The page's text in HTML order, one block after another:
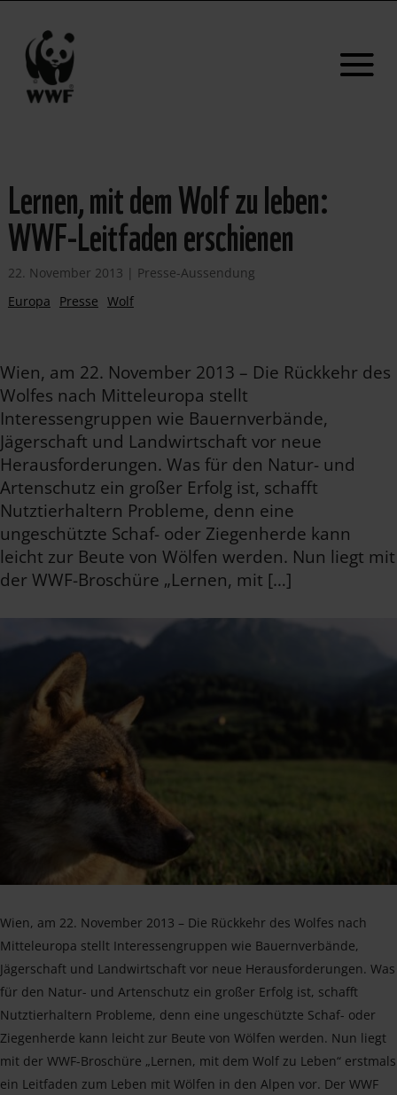
Lernen, mit dem Wolf zu leben:
WWF-Leitfaden erschienen
22. November 2013 | Presse-Aussendung
Europa
Presse Wolf
Wien, am 22. November 2013 – Die Rückkehr des
Wolfes nach Mitteleuropa stellt
Interessengruppen wie Bauernverbände,
Jägerschaft und Landwirtschaft vor neue
Herausforderungen. Was für den Natur- und
Artenschutz ein großer Erfolg ist, schafft
Nutztierhaltern Probleme, denn eine
ungeschützte Schaf- oder Ziegenherde kann
leicht zur Beute von Wölfen werden. Nun liegt mit
der WWF-Broschüre „Lernen, mit […]
Wien, am 22. November 2013 – Die Rückkehr des Wolfes nach
Mitteleuropa stellt Interessengruppen wie Bauernverbände,
Jägerschaft und Landwirtschaft vor neue Herausforderungen. Was
für den Natur- und Artenschutz ein großer Erfolg ist, schafft
Nutztierhaltern Probleme, denn eine ungeschützte Schaf- oder
Ziegenherde kann leicht zur Beute von Wölfen werden. Nun liegt
mit der WWF-Broschüre „Lernen, mit dem Wolf zu Leben“ erstmals
ein Leitfaden zum Leben mit Wölfen in den Alpen vor. Der WWF